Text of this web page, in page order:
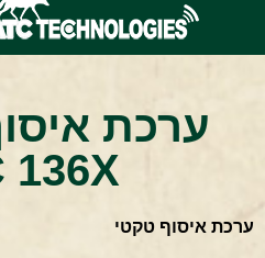
ערכת
136X
ערכת איסוף טקטי